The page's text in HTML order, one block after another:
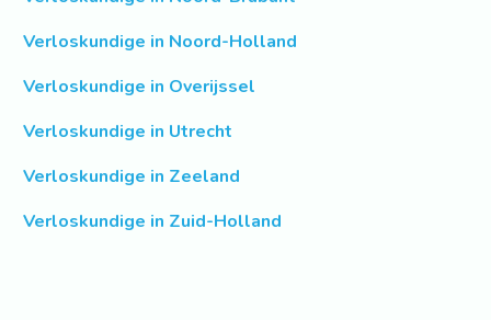
Verloskundige in Noord-Holland
Verloskundige in Overijssel
Verloskundige in Utrecht
Verloskundige in Zeeland
Verloskundige in Zuid-Holland